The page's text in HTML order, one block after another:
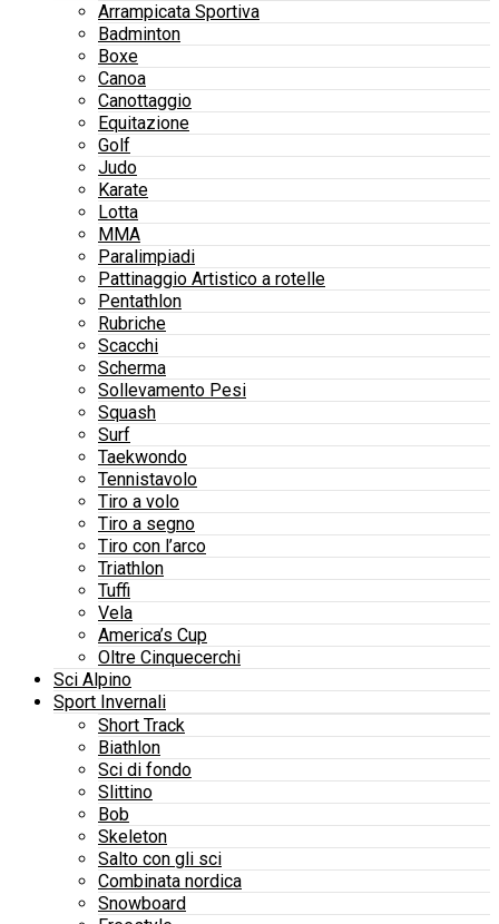
Arrampicata Sportiva
Badminton
Boxe
Canoa
Canottaggio
Equitazione
Golf
Judo
Karate
Lotta
MMA
Paralimpiadi
Pattinaggio Artistico a rotelle
Pentathlon
Rubriche
Scacchi
Scherma
Sollevamento Pesi
Squash
Surf
Taekwondo
Tennistavolo
Tiro a volo
Tiro a segno
Tiro con l’arco
Triathlon
Tuffi
Vela
America’s Cup
Oltre Cinquecerchi
Sci Alpino
Sport Invernali
Short Track
Biathlon
Sci di fondo
Slittino
Bob
Skeleton
Salto con gli sci
Combinata nordica
Snowboard